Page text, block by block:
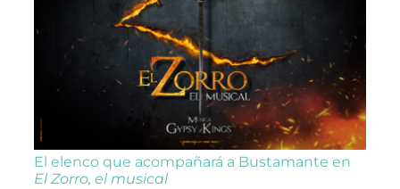
El elenco que acompañará a Bustamante en
El Zorro, el musical